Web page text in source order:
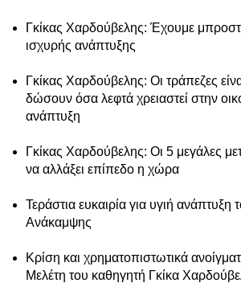
Γκίκας Χαρδούβελης: Έχουμε
ισχυρής ανάπτυξης
Γκίκας Χαρδούβελης: Οι τράπεζες
δώσουν όσα λεφτά χρειαστεί στην
ανάπτυξη
Γκίκας Χαρδούβελης: Οι 5 μεγάλες
να αλλάξει επίπεδο η χώρα
Τεράστια ευκαιρία για υγιή ανάπτυξη
Ανάκαμψης
Κρίση και χρηματοπιστωτικά
Μελέτη του καθηγητή Γκίκα